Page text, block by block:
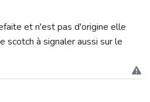
et n'est pas d'origine elle
scotch à signaler aussi sur le